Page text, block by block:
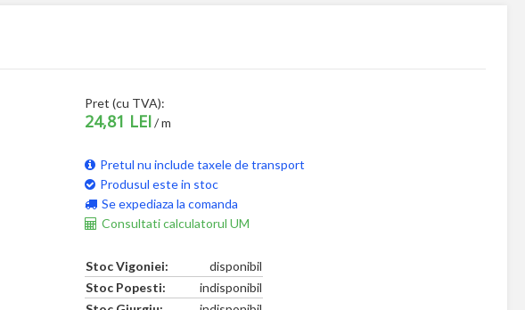
Pret (cu TVA):
24,81 LEI / m
Pretul nu include taxele de transport
Produsul este in stoc
Se expediaza la comanda
Consultati calculatorul UM
Stoc Vigoniei:
disponibil
Stoc Popesti:
indisponibil